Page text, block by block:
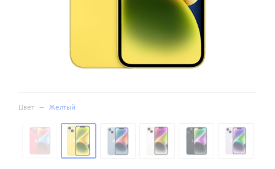
Цвет — Желтый